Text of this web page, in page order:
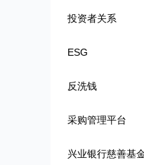
投资者关系
ESG
反洗钱
采购管理平台
兴业银行慈善基